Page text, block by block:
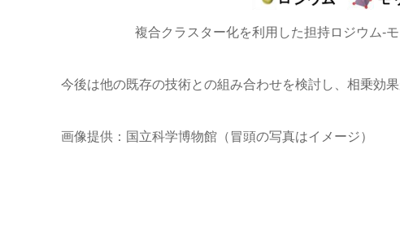
複合クラスター化を利用した担持ロジウム-
今後は他の既存の技術との組み合わせを検討し、相乗効
画像提供：国立科学博物館（冒頭の写真はイメージ）